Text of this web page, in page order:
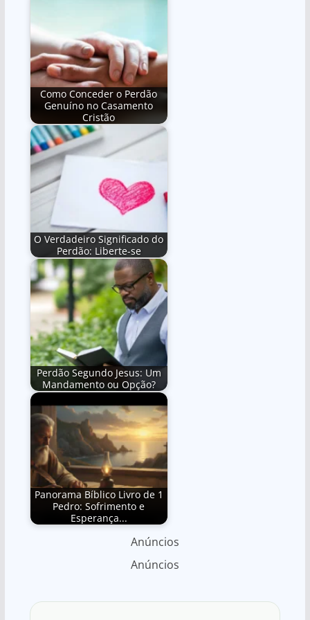
Como Conceder o Perdão
Genuíno no Casamento
Cristão
O Verdadeiro Significado do
Perdão: Liberte-se
Perdão Segundo Jesus: Um
Mandamento ou Opção?
Panorama Bíblico Livro de 1
Pedro: Sofrimento e
Esperança...
Anúncios
Anúncios